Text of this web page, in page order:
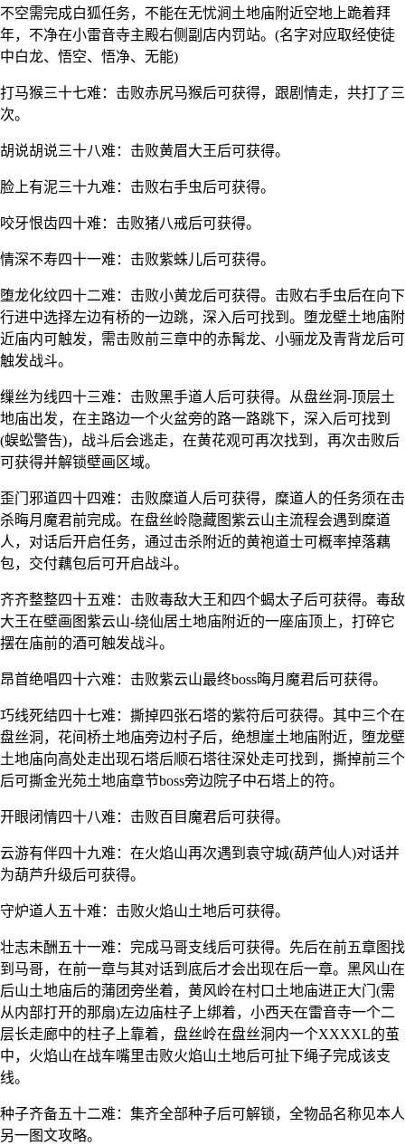
不空需完成白狐任务，不能在无忧涧土地庙附近空地上跪着拜
年，不净在小雷音寺主殿右侧副店内罚站。(名字对应取经使徒
中白龙、悟空、悟净、无能)
打马猴三十七难：击败赤尻马猴后可获得，跟剧情走，共打了三
次。
胡说胡说三十八难：击败黄眉大王后可获得。
脸上有泥三十九难：击败右手虫后可获得。
咬牙恨齿四十难：击败猪八戒后可获得。
情深不寿四十一难：击败紫蛛儿后可获得。
堕龙化纹四十二难：击败小黄龙后可获得。击败右手虫后在向下
行进中选择左边有桥的一边跳，深入后可找到。堕龙壁土地庙附
近庙内可触发，需击败前三章中的赤髯龙、小骊龙及青背龙后可
触发战斗。
缫丝为线四十三难：击败黑手道人后可获得。从盘丝洞-顶层土
地庙出发，在主路边一个火盆旁的路一路跳下，深入后可找到
(蜈蚣警告)，战斗后会逃走，在黄花观可再次找到，再次击败后
可获得并解锁壁画区域。
歪门邪道四十四难：击败糜道人后可获得，糜道人的任务须在击
杀晦月魔君前完成。在盘丝岭隐藏图紫云山主流程会遇到糜道
人，对话后开启任务，通过击杀附近的黄袍道士可概率掉落藕
包，交付藕包后可开启战斗。
齐齐整整四十五难：击败毒敌大王和四个蝎太子后可获得。毒敌
大王在壁画图紫云山-绕仙居土地庙附近的一座庙顶上，打碎它
摆在庙前的酒可触发战斗。
昂首绝唱四十六难：击败紫云山最终boss晦月魔君后可获得。
巧线死结四十七难：撕掉四张石塔的紫符后可获得。其中三个在
盘丝洞，花间桥土地庙旁边村子后，绝想崖土地庙附近，堕龙壁
土地庙向高处走出现石塔后顺石塔往深处走可找到，撕掉前三个
后可撕金光苑土地庙章节boss旁边院子中石塔上的符。
开眼闭情四十八难：击败百目魔君后可获得。
云游有伴四十九难：在火焰山再次遇到袁守城(葫芦仙人)对话并
为葫芦升级后可获得。
守炉道人五十难：击败火焰山土地后可获得。
壮志未酬五十一难：完成马哥支线后可获得。先后在前五章图找
到马哥，在前一章与其对话到底后才会出现在后一章。黑风山在
后山土地庙后的蒲团旁坐着，黄风岭在村口土地庙进正大门(需
从内部打开的那扇)左边庙柱子上绑着，小西天在雷音寺一个二
层长走廊中的柱子上靠着，盘丝岭在盘丝洞内一个XXXXL的茧
中，火焰山在战车嘴里击败火焰山土地后可扯下绳子完成该支
线。
种子齐备五十二难：集齐全部种子后可解锁，全物品名称见本人
另一图文攻略。